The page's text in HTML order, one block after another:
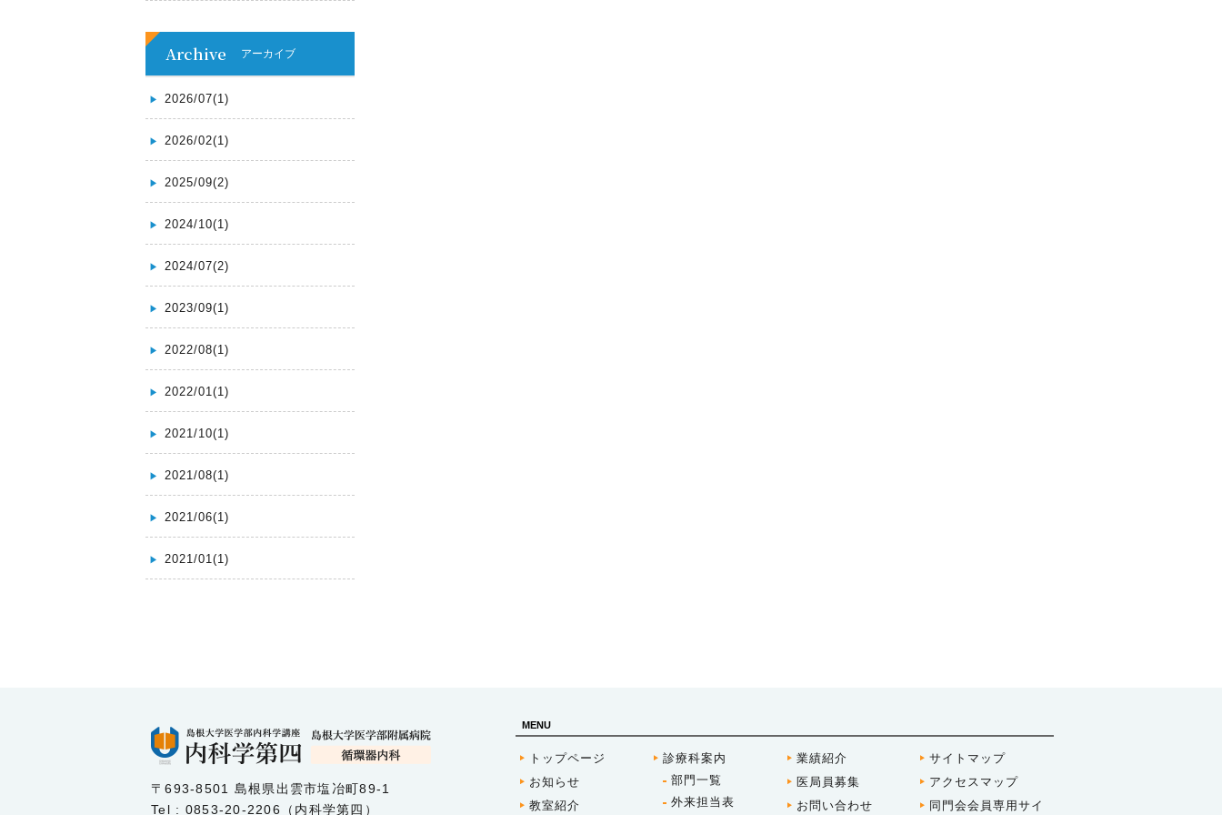
Archive アーカイブ
2026/07(1)
2026/02(1)
2025/09(2)
2024/10(1)
2024/07(2)
2023/09(1)
2022/08(1)
2022/01(1)
2021/10(1)
2021/08(1)
2021/06(1)
2021/01(1)
〒693-8501 島根県出雲市塩冶町89-1
Tel : 0853-20-2206（内科学第四）
MENU
トップページ
お知らせ
教室紹介
診療科案内
部門一覧
外来担当表
業績紹介
医局員募集
お問い合わせ
サイトマップ
アクセスマップ
同門会会員専用サイ